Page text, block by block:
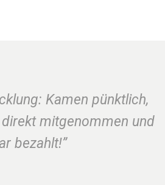
Kamen pünktlich,
mitgenommen und
bezahlt!”